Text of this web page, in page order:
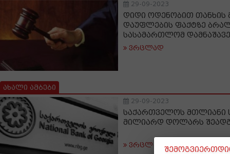
29-09-2023
დიდი ოდენობით თანხის
დაუფლების ფაქტზე
სასამართლომ
ვრცლად
ახალი ამბები
29-09-2023
საქართველოს მთლიანი
მილიარდ დოლარს
ვრცლად